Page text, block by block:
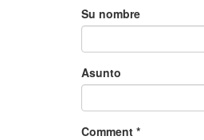
Su nombre
Asunto
Comment *